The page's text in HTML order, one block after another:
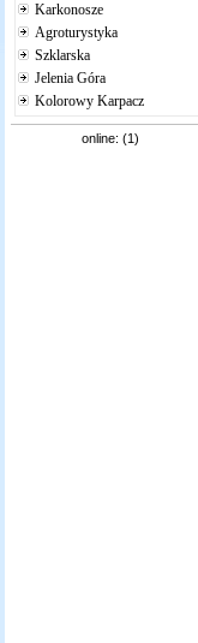
Karkonosze
Agroturystyka
Szklarska
Jelenia Góra
Kolorowy Karpacz
online: (1)